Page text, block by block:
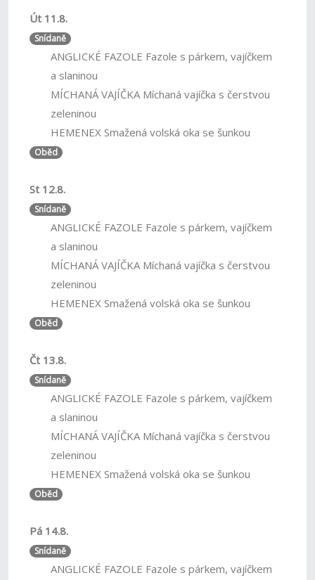
Út 11.8.
Snídaně
ANGLICKÉ FAZOLE Fazole s párkem, vajíčkem
a slaninou
MÍCHANÁ VAJÍČKA Míchaná vajíčka s čerstvou
zeleninou
HEMENEX Smažená volská oka se šunkou
Oběd
St 12.8.
Snídaně
ANGLICKÉ FAZOLE Fazole s párkem, vajíčkem
a slaninou
MÍCHANÁ VAJÍČKA Míchaná vajíčka s čerstvou
zeleninou
HEMENEX Smažená volská oka se šunkou
Oběd
Čt 13.8.
Snídaně
ANGLICKÉ FAZOLE Fazole s párkem, vajíčkem
a slaninou
MÍCHANÁ VAJÍČKA Míchaná vajíčka s čerstvou
zeleninou
HEMENEX Smažená volská oka se šunkou
Oběd
Pá 14.8.
Snídaně
ANGLICKÉ FAZOLE Fazole s párkem, vajíčkem